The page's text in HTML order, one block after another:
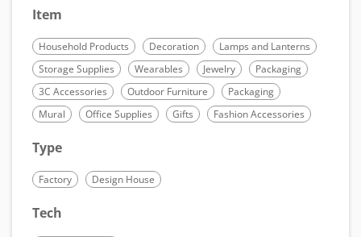
Item
Household Products Decoration
Lamps and Lanterns
Storage Supplies
Wearables Jewelry
Packaging
3C Accessories
Outdoor Furniture
Packaging
Mural
Office Supplies Gifts Fashion Accessories
Type
Factory Design House
Tech